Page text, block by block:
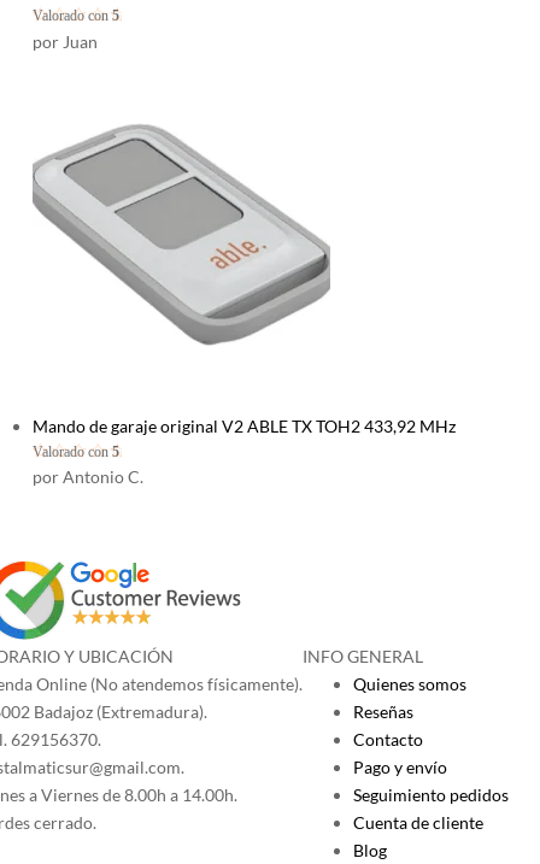
Valorado con5
de 5
por Juan
Mando de garaje original V2 ABLE TX TOH2 433,92 MHz
Valorado con5
de 5
por Antonio C.
Y UBICACIÓN
Online (No atendemos físicamente).
Badajoz (Extremadura).
629156370.
a Viernes de 8.00h a 14.00h.
cerrado.
INFO GENERAL
Quienes somos
Reseñas
Contacto
Pago y envío
Seguimiento pedidos
Cuenta de cliente
Blog